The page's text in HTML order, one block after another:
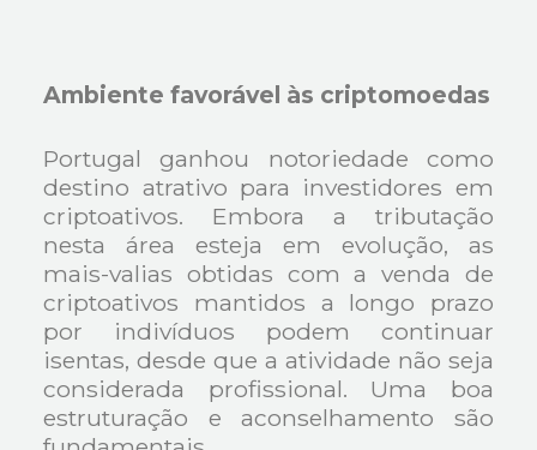
Ambiente favorável às criptomoedas
Portugal ganhou notoriedade como
destino atrativo para investidores em
criptoativos. Embora a tributação
nesta área esteja em evolução, as
mais-valias obtidas com a venda de
criptoativos mantidos a longo prazo
por indivíduos podem continuar
isentas, desde que a atividade não seja
considerada profissional. Uma boa
estruturação e aconselhamento são